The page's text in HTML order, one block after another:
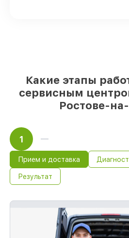
Какие этапы
сервисным
Ростове-
1
Прием и доставка
Результат